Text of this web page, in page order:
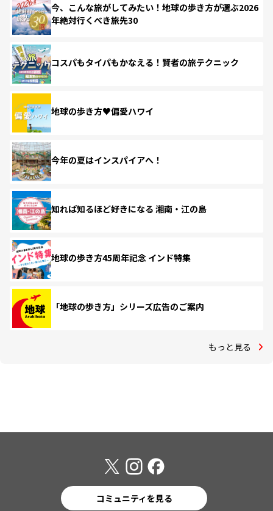
今、こんな旅がしてみたい！地球の歩き方が選ぶ2026
年絶対行くべき旅先30
コスパもタイパもかなえる！賢者の旅テクニック
地球の歩き方♥偏愛ハワイ
今年の夏はインスパイアへ！
知れば知るほど好きになる 湘南・江の島
地球の歩き方45周年記念 インド特集
「地球の歩き方」シリーズ広告のご案内
もっと見る
コミュニティを見る